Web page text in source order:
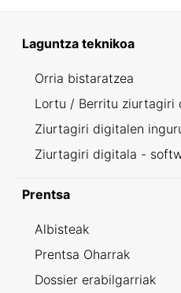
Laguntza teknikoa
Orria bistaratzea
Lortu / Berritu ziurtagiri
Ziurtagiri digitalen
Ziurtagiri digitala -
Prentsa
Albisteak
Prentsa Oharrak
Dossier erabilgarriak